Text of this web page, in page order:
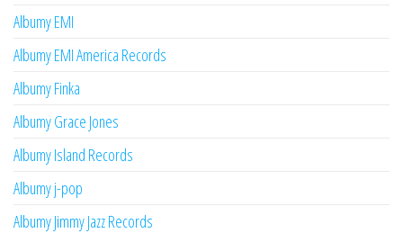
Albumy EMI
Albumy EMI America Records
Albumy Finka
Albumy Grace Jones
Albumy Island Records
Albumy j-pop
Albumy Jimmy Jazz Records